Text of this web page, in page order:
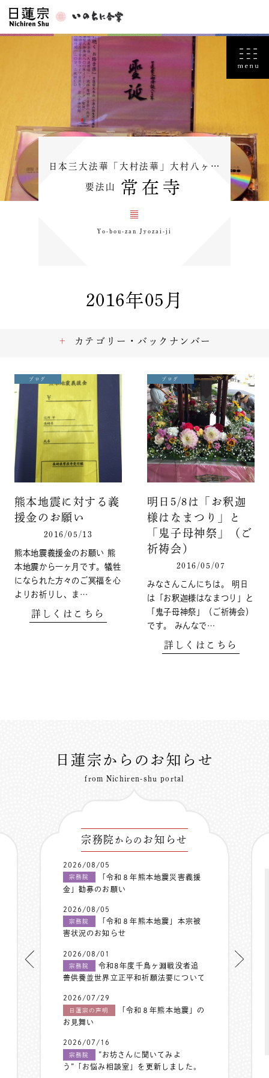
日本三大法華「大村法華」大村八ヶ…
要法山 常在寺
Yo-bou-zan Jyozai-ji
2016年05月
ブログ
熊本地震に対する義
援金のお願い
2016/05/13
熊本地震義援金のお願い 熊
本地震から一ヶ月です。犠牲
になられた方々のご冥福を心
よりお祈りし、ま…
詳しくはこちら
ブログ
明日5/8は「お釈迦
様はなまつり」と
「鬼子母神祭」（ご
祈祷会）
2016/05/07
みなさんこんにちは。 明日
は「お釈迦様はなまつり」と
「鬼子母神祭」（ご祈祷会）
です。 みんなで…
詳しくはこちら
カテゴリー・バックナンバー
日蓮宗からのお知らせ
from Nichiren-shu portal
宗務院 からの お知らせ
2026/08/05
宗務院
「令和８年熊本地震災害義援
金」勧募のお願い
2026/08/05
宗務院
「令和８年熊本地震」本宗被
害状況のお知らせ
2026/08/01
宗務院
令和8年度千鳥ヶ淵戦没者追
善供養並世界立正平和祈願法要について
2026/07/29
日蓮宗の声明
「令和８年熊本地震」の
お見舞い
2026/07/16
宗務院
”お坊さんに聞いてみよ
う”「お悩み相談室」を更新しました。